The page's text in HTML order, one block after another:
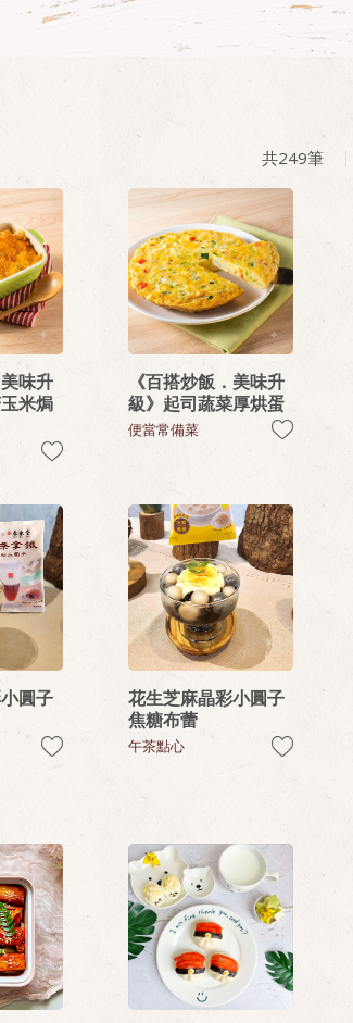
共249筆
味升
米焗
《百搭炒飯．美味升
級》起司蔬菜厚烘蛋
便當常備菜
圓子
花生芝麻晶彩小圓子
焦糖布蕾
午茶點心